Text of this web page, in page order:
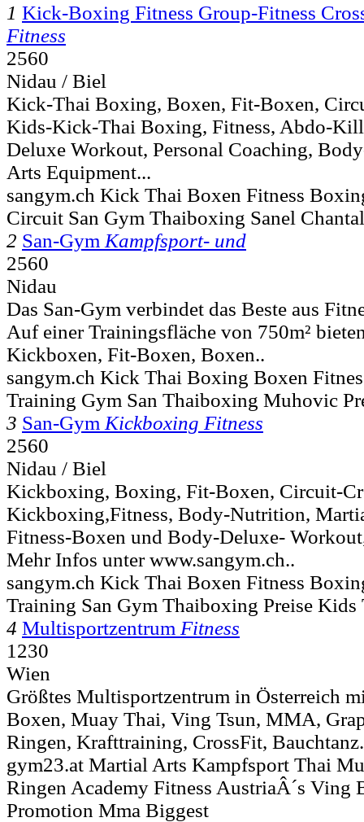
1 Kick-Boxing Fitness Group-Fitness
Fitness
2560
Nidau / Biel
Kick-Thai Boxing, Boxen, Fit-Boxen,
Kids-Kick-Thai Boxing, Fitness, Abdo-
Deluxe Workout, Personal Coaching,
Arts Equipment...
sangym.ch Kick Thai Boxen Fitness
Circuit San Gym Thaiboxing Sanel
2 San-Gym Kampfsport- und
2560
Nidau
Das San-Gym verbindet das Beste aus
Auf einer Trainingsfläche von 750m²
Kickboxen, Fit-Boxen, Boxen..
sangym.ch Kick Thai Boxing Boxen
Training Gym San Thaiboxing Muhovic
3 San-Gym Kickboxing Fitness
2560
Nidau / Biel
Kickboxing, Boxing, Fit-Boxen, Circuit-
Kickboxing,Fitness, Body-Nutrition,
Fitness-Boxen und Body-Deluxe-
Mehr Infos unter www.sangym.ch..
sangym.ch Kick Thai Boxen Fitness
Training San Gym Thaiboxing Preise Kids
4 Multisportzentrum Fitness
1230
Wien
Größtes Multisportzentrum in Österreich
Boxen, Muay Thai, Ving Tsun, MMA,
Ringen, Krafttraining, CrossFit,
gym23.at Martial Arts Kampfsport Thai
Ringen Academy Fitness AustriaÂ´s Ving
Promotion Mma Biggest